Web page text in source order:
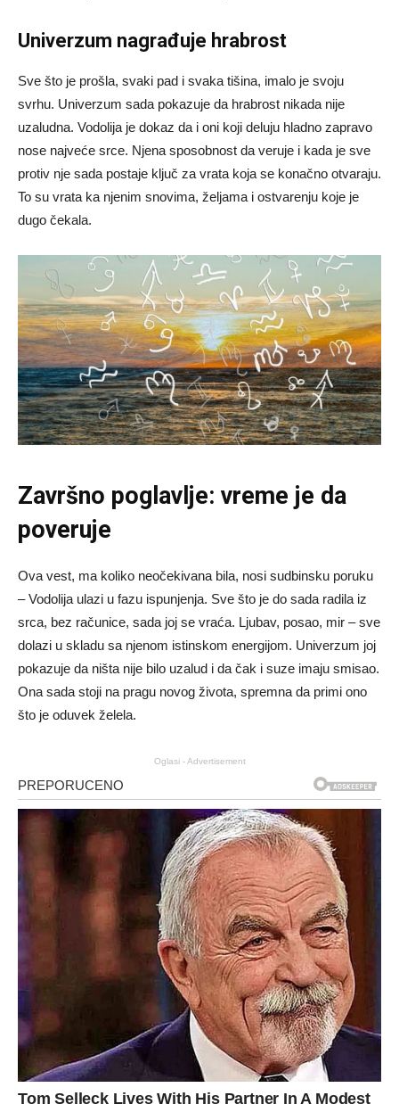
Univerzum nagrađuje hrabrost
Sve što je prošla, svaki pad i svaka tišina, imalo je svoju
svrhu. Univerzum sada pokazuje da hrabrost nikada nije
uzaludna. Vodolija je dokaz da i oni koji deluju hladno zapravo
nose najveće srce. Njena sposobnost da veruje i kada je sve
protiv nje sada postaje ključ za vrata koja se konačno otvaraju.
To su vrata ka njenim snovima, željama i ostvarenju koje je
dugo čekala.
Završno poglavlje: vreme je da
poveruje
Ova vest, ma koliko neočekivana bila, nosi sudbinsku poruku
– Vodolija ulazi u fazu ispunjenja. Sve što je do sada radila iz
srca, bez računice, sada joj se vraća. Ljubav, posao, mir – sve
dolazi u skladu sa njenom istinskom energijom. Univerzum joj
pokazuje da ništa nije bilo uzalud i da čak i suze imaju smisao.
Ona sada stoji na pragu novog života, spremna da primi ono
što je oduvek želela.
Oglasi - Advertisement